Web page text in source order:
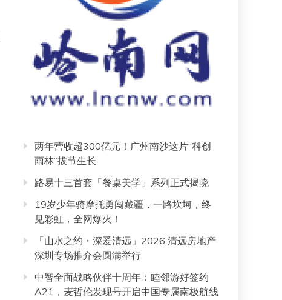
两年营收超300亿元！广州南沙这片“科创
雨林”拔节生长
路易十三首套「餐桌美学」系列正式揭晓
19岁少年骑摩托勇闯藏疆，一路坎坷，终
见彩虹，全网爆火！
「山水之约・深爱清远」2026 清远房地产
深圳专场推介会圆满举行
中智全面战略伙伴十周年：睦邻游好签约
A21，麦哲伦发现号开启中国专属南极航线